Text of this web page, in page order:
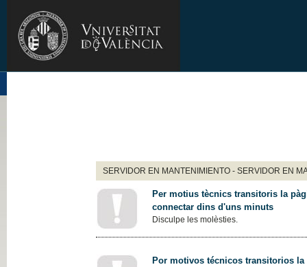
SERVIDOR EN MANTENIMIENTO - SERVIDOR EN
Per motius tècnics transitoris la
connectar dins d'uns minuts
Disculpe les molèsties.
Por motivos técnicos transitorios